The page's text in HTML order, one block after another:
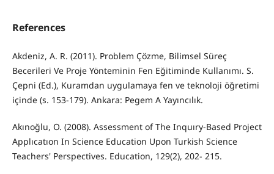
References
Akdeniz, A. R. (2011). Problem Çözme, Bilimsel Süreç
Becerileri Ve Proje Yönteminin Fen Eğitiminde Kullanımı. S.
Çepni (Ed.), Kuramdan uygulamaya fen ve teknoloji öğretimi
içinde (s. 153-179). Ankara: Pegem A Yayıncılık.
Akınoğlu, O. (2008). Assessment of The Inquıry-Based Project
Applıcatıon In Science Education Upon Turkish Science
Teachers' Perspectives. Education, 129(2), 202- 215.